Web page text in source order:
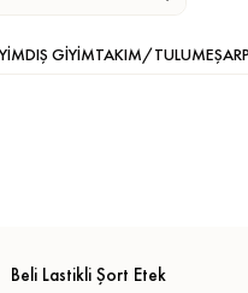
DIŞ GİYİMTAKIM/TULUMEŞARP
Beli Lastikli Şort Etek